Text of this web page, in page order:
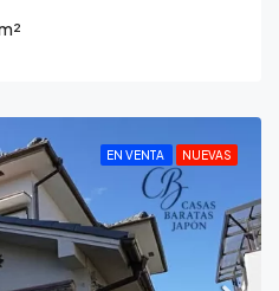
EN VENTA NUEVAS